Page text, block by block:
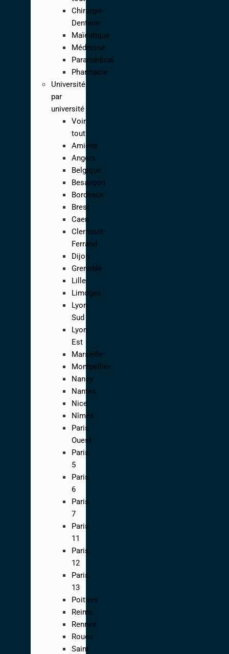
Chirurgie-
Dentaire
Maïeutique
Médecine
Paramédical
Pharmacie
Université
par
université
Voir
tout
Amiens
Angers
Belgique
Besançon
Bordeaux
Brest
Caen
Clermont-
Ferrand
Dijon
Grenoble
Lille
Limoges
Lyon-
Sud
Lyon
Est
Marseille
Montpellier
Nancy
Nantes
Nice
Nîmes
Paris
Ouest
Paris
5
Paris
6
Paris
7
Paris
11
Paris
12
Paris
13
Poitiers
Reims
Rennes
Rouen
Saint